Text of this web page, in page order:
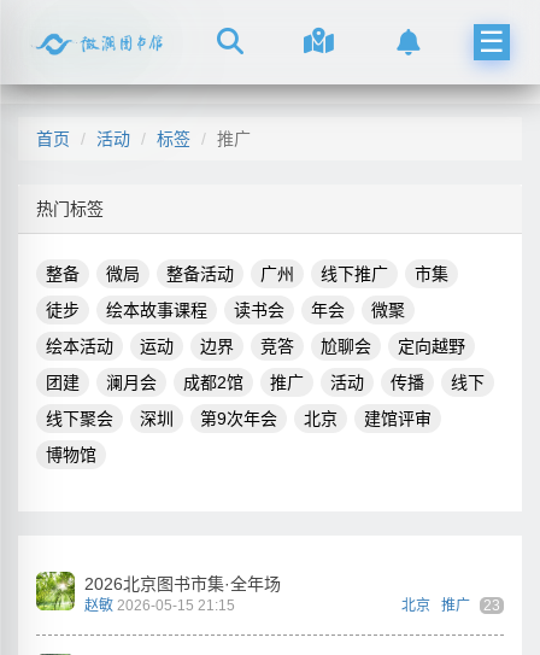
☰
首页 活动 标签 推广
热门标签
整备 微局 整备活动 广州 线下推广
市集
徒步
绘本故事课程 读书会 年会
微聚
绘本活动
运动 边界 竞答 尬聊会
定向越野
团建
澜月会 成都2馆 推广 活动 传播
线下
线下聚会
深圳 第9次年会 北京
建馆评审
博物馆
2026北京图书市集·全年场
赵敏 2026-05-15 21:15 北京 推广 23